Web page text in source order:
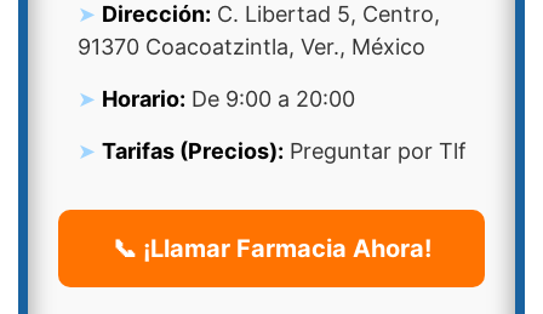
Dirección: C. Libertad 5, Centro,
91370 Coacoatzintla, Ver., México
Horario: De 9:00 a 20:00
Tarifas (Precios): Preguntar por Tlf
📞 ¡Llamar Farmacia Ahora!